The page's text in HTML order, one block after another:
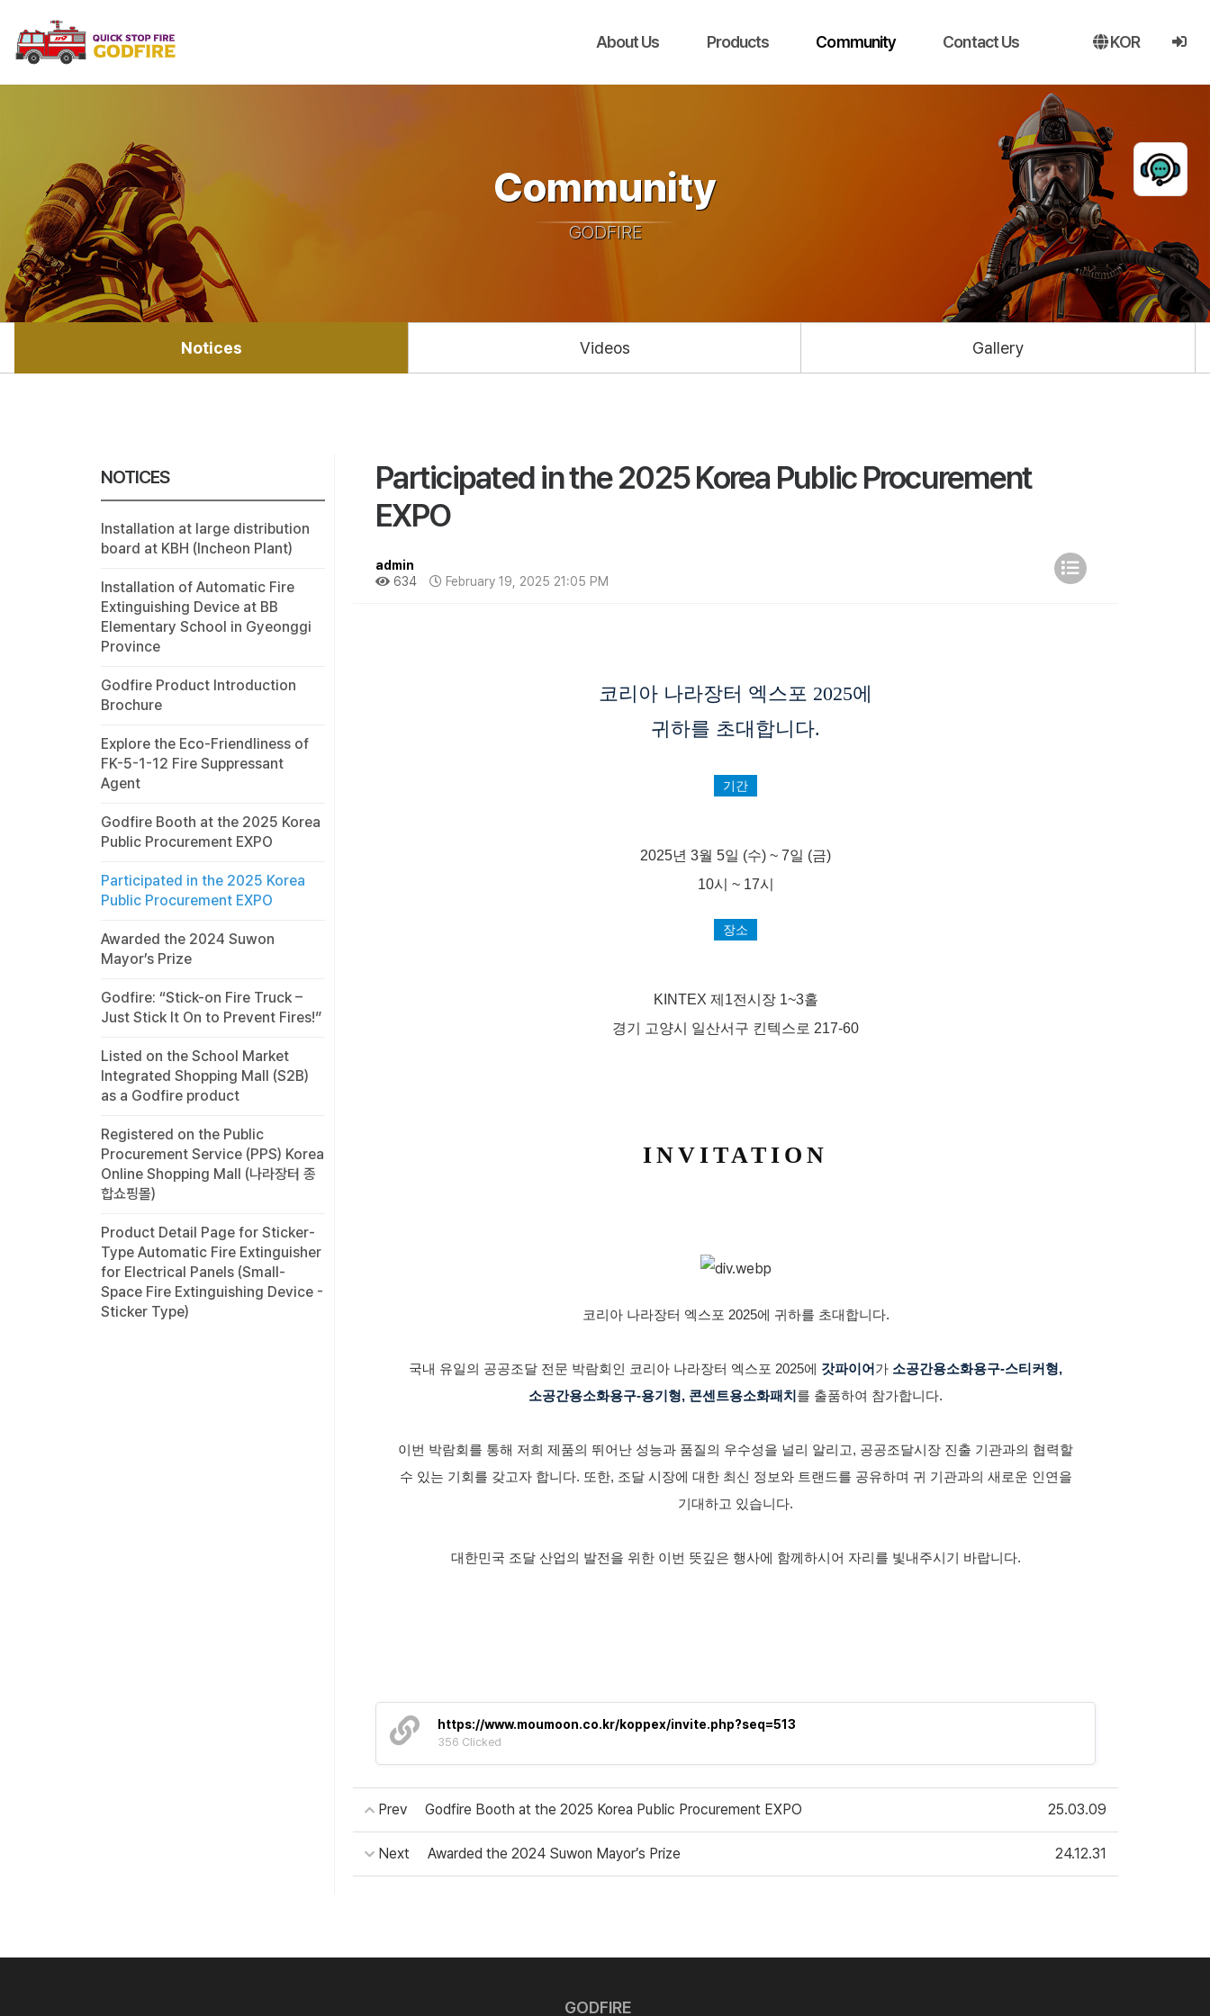
KOR
About Us Products Community Contact Us
Community
GODFIRE
Notices Videos Gallery
NOTICES
Installation at large distribution
board at KBH (Incheon Plant)
Installation of Automatic Fire
Extinguishing Device at BB
Elementary School in Gyeonggi
Province
Godfire Product Introduction
Brochure
Explore the Eco-Friendliness of
FK-5-1-12 Fire Suppressant
Agent
Godfire Booth at the 2025 Korea
Public Procurement EXPO
Participated in the 2025 Korea
Public Procurement EXPO
Awarded the 2024 Suwon
Mayor’s Prize
Godfire: “Stick-on Fire Truck –
Just Stick It On to Prevent Fires!”
Listed on the School Market
Integrated Shopping Mall (S2B)
as a Godfire product
Registered on the Public
Procurement Service (PPS) Korea
Online Shopping Mall (나라장터 종
합쇼핑몰)
Product Detail Page for Sticker-
Type Automatic Fire Extinguisher
for Electrical Panels (Small-
Space Fire Extinguishing Device -
Sticker Type)
Participated in the 2025 Korea Public Procurement
EXPO
admin
634
February 19, 2025 21:05 PM
코리아 나라장터 엑스포 2025에
귀하를 초대합니다.
기간
2025년 3월 5일 (수) ~ 7일 (금)
10시 ~ 17시
장소
KINTEX 제1전시장 1~3홀
경기 고양시 일산서구 킨텍스로 217-60
INVITATION
코리아 나라장터 엑스포 2025에 귀하를 초대합니다.
국내 유일의 공공조달 전문 박람회인 코리아 나라장터 엑스포 2025에 갓파이어가 소공간용소화용구-스티커형,
소공간용소화용구-용기형, 콘센트용소화패치를 출품하여 참가합니다.
이번 박람회를 통해 저희 제품의 뛰어난 성능과 품질의 우수성을 널리 알리고, 공공조달시장 진출 기관과의 협력할
수 있는 기회를 갖고자 합니다. 또한, 조달 시장에 대한 최신 정보와 트랜드를 공유하며 귀 기관과의 새로운 인연을
기대하고 있습니다.
대한민국 조달 산업의 발전을 위한 이번 뜻깊은 행사에 함께하시어 자리를 빛내주시기 바랍니다.
https://www.moumoon.co.kr/koppex/invite.php?seq=513
356 Clicked
Prev Godfire Booth at the 2025 Korea Public Procurement EXPO 25.03.09
Next Awarded the 2024 Suwon Mayor’s Prize 24.12.31
GODFIRE